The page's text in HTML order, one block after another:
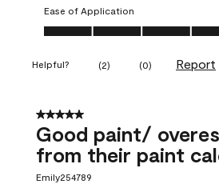
Ease of Application
Ease of Application, 5.0 out of 5
Helpful? (2) (0) Report
5 out of 5 stars.
Good paint/
from their paint
Emily254789